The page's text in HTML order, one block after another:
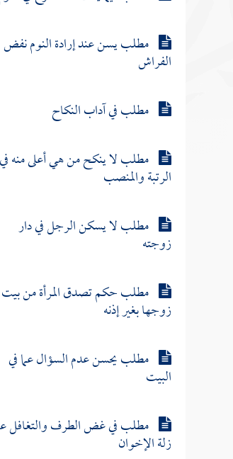
مطلب يسن عند إرادة النوم نفض
الفراش
مطلب في آداب النكاح
مطلب لا ينكح من هي أعلى منه في
الرتبة والمنصب
مطلب لا يسكن الرجل في دار
زوجته
مطلب حكم تصدق المرأة من بيت
زوجها بغير إذنه
مطلب يحسن عدم السؤال عما في
البيت
مطلب في غض الطرف والتغافل
زلة الإخوان